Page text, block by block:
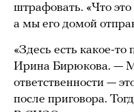
штрафовать. «Что это
а мы его домой
«Здесь есть какое-
Ирина Бирюкова. —
ответственности —
после приговора.